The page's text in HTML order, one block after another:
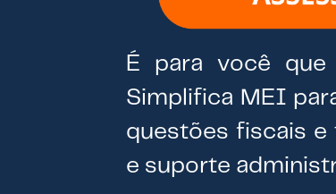
É para você
Simplifica MEI
questões fiscais e
e suporte